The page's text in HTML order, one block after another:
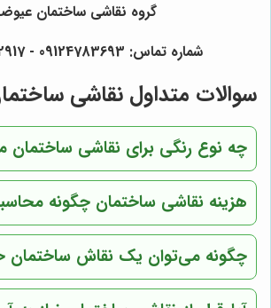
گروه نقاشی ساختمان
شماره تماس: 09124783693 - 09374452917
سوالات متداول نقاشی
چه نوع رنگی برای نقاشی
هزینه نقاشی ساختمان چگونه
چگونه می‌توان یک نقاش ساختمان